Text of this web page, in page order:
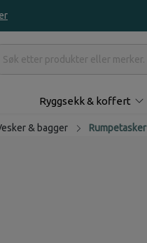
Ryggsekk & koffert
& bagger Rumpetasker